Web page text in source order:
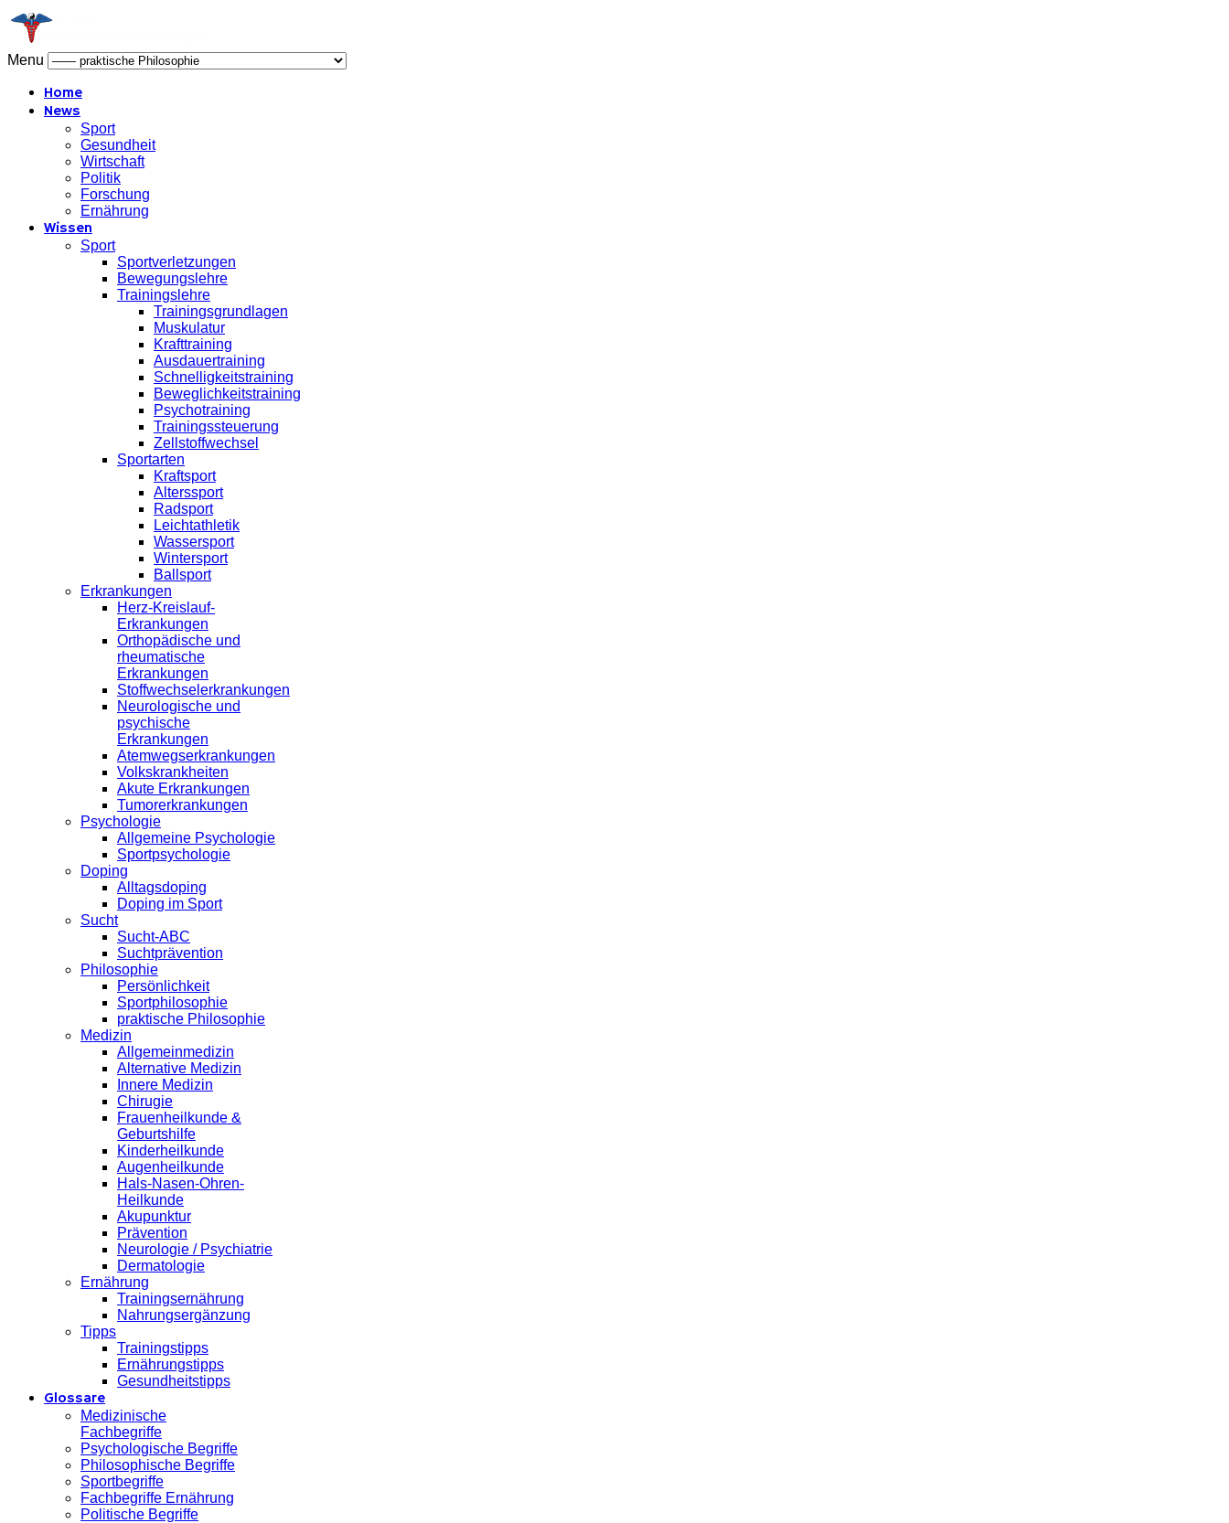
Menu
Home
News
Sport
Gesundheit
Wirtschaft
Politik
Forschung
Ernährung
Wissen
Sport
Sportverletzungen
Bewegungslehre
Trainingslehre
Trainingsgrundlagen
Muskulatur
Krafttraining
Ausdauertraining
Schnelligkeitstraining
Beweglichkeitstraining
Psychotraining
Trainingssteuerung
Zellstoffwechsel
Sportarten
Kraftsport
Alterssport
Radsport
Leichtathletik
Wassersport
Wintersport
Ballsport
Erkrankungen
Herz-Kreislauf-
Erkrankungen
Orthopädische und
rheumatische
Erkrankungen
Stoffwechselerkrankungen
Neurologische und
psychische
Erkrankungen
Atemwegserkrankungen
Volkskrankheiten
Akute Erkrankungen
Tumorerkrankungen
Psychologie
Allgemeine Psychologie
Sportpsychologie
Doping
Alltagsdoping
Doping im Sport
Sucht
Sucht-ABC
Suchtprävention
Philosophie
Persönlichkeit
Sportphilosophie
praktische Philosophie
Medizin
Allgemeinmedizin
Alternative Medizin
Innere Medizin
Chirugie
Frauenheilkunde &
Geburtshilfe
Kinderheilkunde
Augenheilkunde
Hals-Nasen-Ohren-
Heilkunde
Akupunktur
Prävention
Neurologie / Psychiatrie
Dermatologie
Ernährung
Trainingsernährung
Nahrungsergänzung
Tipps
Trainingstipps
Ernährungstipps
Gesundheitstipps
Glossare
Medizinische
Fachbegriffe
Psychologische Begriffe
Philosophische Begriffe
Sportbegriffe
Fachbegriffe Ernährung
Politische Begriffe